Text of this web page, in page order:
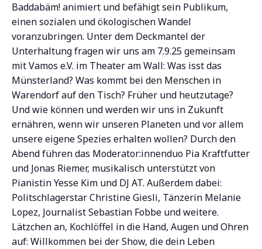
Baddabäm! animiert und befähigt sein Publikum,
einen sozialen und ökologischen Wandel
voranzubringen. Unter dem Deckmantel der
Unterhaltung fragen wir uns am 7.9.25 gemeinsam
mit Vamos e.V. im Theater am Wall: Was isst das
Münsterland? Was kommt bei den Menschen in
Warendorf auf den Tisch? Früher und heutzutage?
Und wie können und werden wir uns in Zukunft
ernähren, wenn wir unseren Planeten und vor allem
unsere eigene Spezies erhalten wollen? Durch den
Abend führen das Moderator:innenduo Pia Kraftfutter
und Jonas Riemer, musikalisch unterstützt von
Pianistin Yesse Kim und DJ AT. Außerdem dabei:
Politschlagerstar Christine Giesli, Tänzerin Melanie
Lopez, Journalist Sebastian Fobbe und weitere.
Lätzchen an, Kochlöffel in die Hand, Augen und Ohren
auf: Willkommen bei der Show, die dein Leben